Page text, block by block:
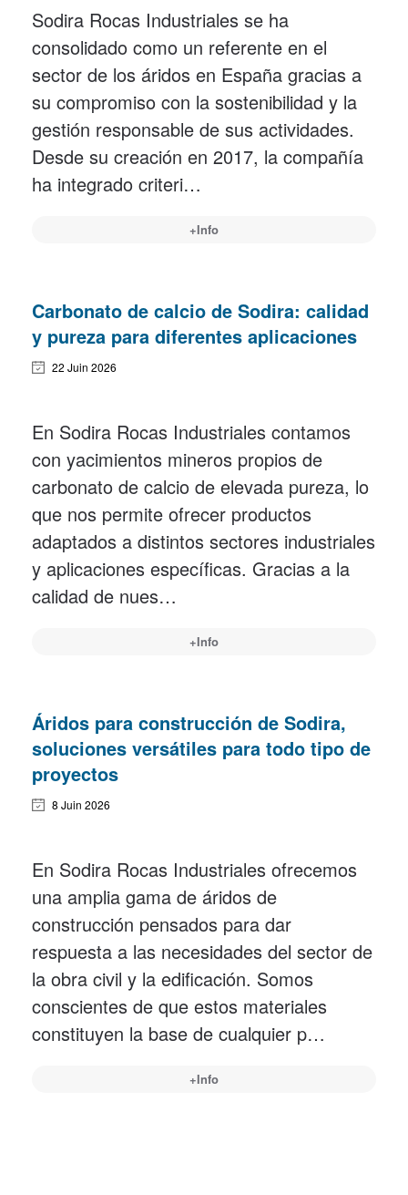
Sodira Rocas Industriales se ha
consolidado como un referente en el
sector de los áridos en España gracias a
su compromiso con la sostenibilidad y la
gestión responsable de sus actividades.
Desde su creación en 2017, la compañía
ha integrado criteri…
+Info
Carbonato de calcio de Sodira: calidad
y pureza para diferentes aplicaciones
22 Juin 2026
En Sodira Rocas Industriales contamos
con yacimientos mineros propios de
carbonato de calcio de elevada pureza, lo
que nos permite ofrecer productos
adaptados a distintos sectores industriales
y aplicaciones específicas. Gracias a la
calidad de nues…
+Info
Áridos para construcción de Sodira,
soluciones versátiles para todo tipo de
proyectos
8 Juin 2026
En Sodira Rocas Industriales ofrecemos
una amplia gama de áridos de
construcción pensados para dar
respuesta a las necesidades del sector de
la obra civil y la edificación. Somos
conscientes de que estos materiales
constituyen la base de cualquier p…
+Info